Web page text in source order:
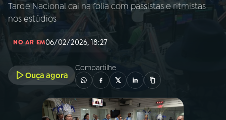
AO VIVO
INÍCIO
A RÁDIO
PROGRAMAÇÃO
Tarde Nacional cai na folia com passistas e ritmistas
nos estúdios
NO AR EM06/02/2026, 18:27
Ouça agora
Compartilhe